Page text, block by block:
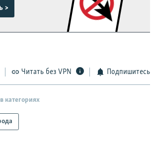
>
Читать без VPN Подпишитесь
категориях